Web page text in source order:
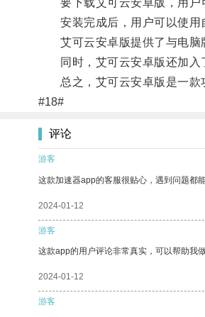
要下载艾可云安卓版，用户可
安装完成后，用户可以使用
艾可云安卓版提供了与电脑
同时，艾可云安卓版还加入了
总之，艾可云安卓版是一款功
#18#
评论
游客
这款加速器app的客服很贴心，遇到问题都
2024-01-12
游客
这款app的用户评论非常真实，可以帮助我
2024-01-12
游客